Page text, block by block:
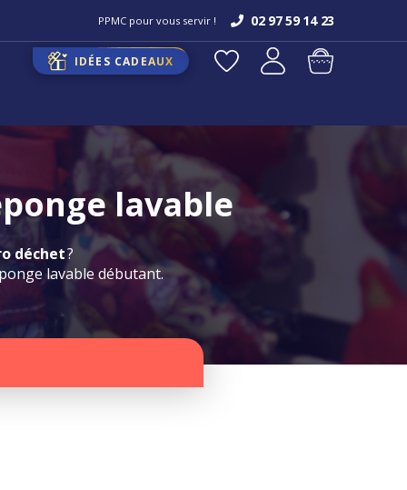
PPMC pour vous servir ! 02 97 59 14 23
IDÉES CADEAUX
lavable
déchet?
lavable débutant.